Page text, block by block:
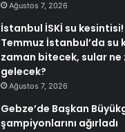
Ağustos 7, 2026
İstanbul İSKİ su
Temmuz İstanbul’da su
zaman bitecek, sular ne
gelecek?
Ağustos 7, 2026
Gebze’de Başkan
şampiyonlarını ağırladı